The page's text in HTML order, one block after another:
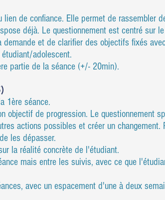
lien de confiance. Elle permet de rassembler
déjà. Le questionnement est centré sur
et de clarifier des objectifs fixés avec
adolescent.
de la séance (+/- 20min).
1ère séance.
objectif de progression. Le questionnement
actions possibles et créer un
les dépasser.
la réalité concrète de l'étudiant.
mais entre les suivis, avec ce que
avec un espacement d'une à deux